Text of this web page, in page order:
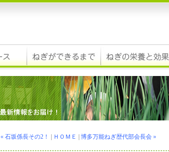
« 石坂係長その2！ ＨＯＭＥ 博多万能ねぎ歴代部会長会 »